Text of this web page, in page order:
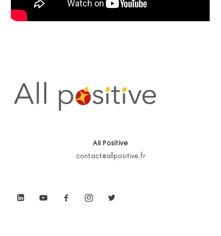
All Positive
contact@allpositive.fr